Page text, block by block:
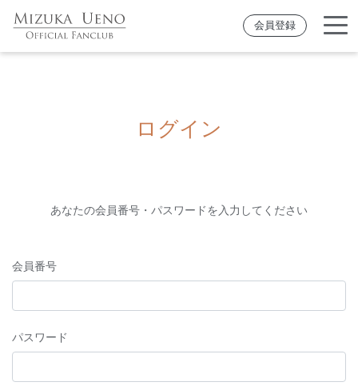
会員登録
ログイン
あなたの会員番号・パスワードを入力してください
会員番号
パスワード